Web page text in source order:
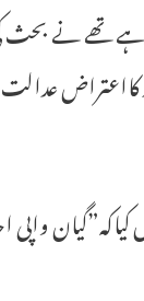
تھے نے
عدالت